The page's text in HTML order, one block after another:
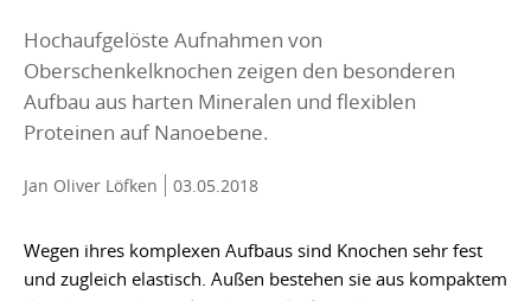
Hochaufgelöste Aufnahmen von
Oberschenkelknochen zeigen den besonderen
Aufbau aus harten Mineralen und flexiblen
Proteinen auf Nanoebene.
Jan Oliver Löfken 03.05.2018
Wegen ihres komplexen Aufbaus sind Knochen sehr fest
und zugleich elastisch. Außen bestehen sie aus kompaktem